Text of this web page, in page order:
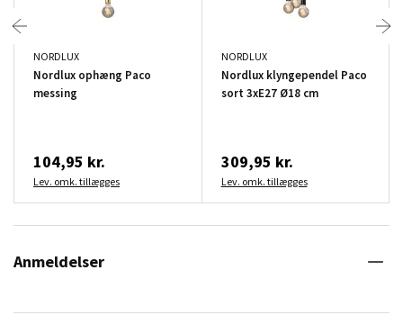
NORDLUX
Nordlux ophæng Paco
messing
104,95 kr.
Lev. omk. tillægges
NORDLUX
Nordlux klyngependel Paco
sort 3xE27 Ø18 cm
309,95 kr.
Lev. omk. tillægges
Anmeldelser